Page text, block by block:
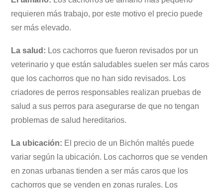
requieren más trabajo, por este motivo el precio puede
ser más elevado.
La salud: Los cachorros que fueron revisados por un
veterinario y que están saludables suelen ser más caros
que los cachorros que no han sido revisados. Los
criadores de perros responsables realizan pruebas de
salud a sus perros para asegurarse de que no tengan
problemas de salud hereditarios.
La ubicación: El precio de un Bichón maltés puede
variar según la ubicación. Los cachorros que se venden
en zonas urbanas tienden a ser más caros que los
cachorros que se venden en zonas rurales. Los